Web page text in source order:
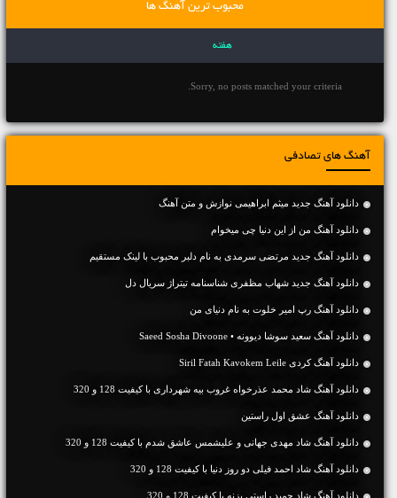
محبوب ترین آهنگ ها
هفته
Sorry, no posts matched your criteria.
آهنگ های تصادفی
دانلود آهنگ جديد میثم ابراهیمی نوازش و متن آهنگ
دانلود آهنگ من از این دنیا چی میخوام
دانلود آهنگ جديد مرتضی سرمدی به نام دلبر محبوب با لینک مستقیم
دانلود آهنگ جدید شهاب مظفری شناسنامه تیتراژ سریال دل
دانلود آهنگ رپ امیر خلوت به نام دنیای من
دانلود آهنگ سعید سوشا دیوونه • Saeed Sosha Divoone
دانلود آهنگ کردی Siril Fatah Kavokem Leile
دانلود آهنگ شاد محمد عذرخواه غروب بیه شهرداری با کیفیت 128 و 320
دانلود آهنگ عشق اول راستین
دانلود آهنگ شاد مهدی جهانی و علیشمس عاشق شدم با کیفیت 128 و 320
دانلود آهنگ شاد احمد فیلی دو روز دنیا با کیفیت 128 و 320
دانلود آهنگ شاد حمید راستی بزنه با کیفیت 128 و 320